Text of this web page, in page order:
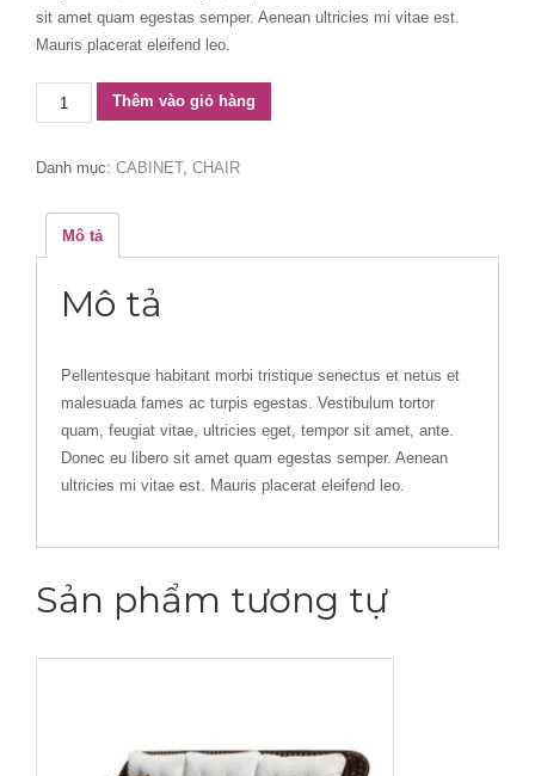
sit amet quam egestas semper. Aenean ultricies mi vitae est.
Mauris placerat eleifend leo.
Classic
Colorful
số
Thêm vào giỏ hàng
Danh mục: CABINET, CHAIR
Mô tả
Mô tả
Pellentesque habitant morbi tristique senectus et netus et
malesuada fames ac turpis egestas. Vestibulum tortor
quam, feugiat vitae, ultricies eget, tempor sit amet, ante.
Donec eu libero sit amet quam egestas semper. Aenean
ultricies mi vitae est. Mauris placerat eleifend leo.
Sản phẩm tương tự